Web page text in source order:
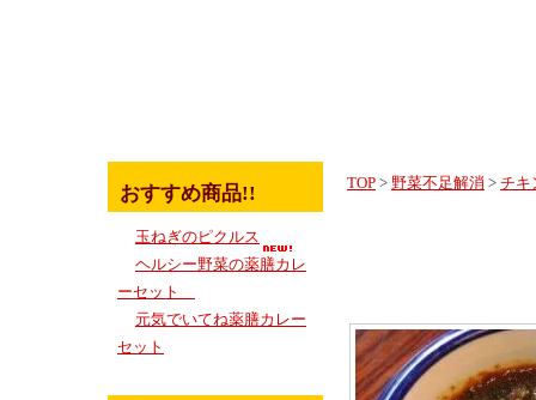
おすすめ商品!!
玉ねぎのピクルス
ヘルシー野菜の薬膳カレ
ーセット
元気でいてね薬膳カレー
セット
TOP > 野菜不足解消 > チキ